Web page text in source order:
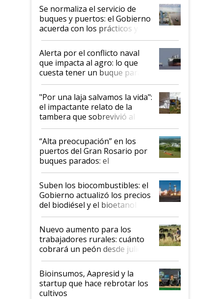
Se normaliza el servicio de
buques y puertos: el Gobierno
acuerda con los prácticos y
suspende el decreto de
desregulación
Alerta por el conflicto naval
que impacta al agro: lo que
cuesta tener un buque parado
y el peligro de que Argentina
pase a ser "país sucio"
"Por una laja salvamos la vida":
el impactante relato de la
tambera que sobrevivió al
tornado
“Alta preocupación” en los
puertos del Gran Rosario por
buques parados: el
funcionamiento de las
exportadoras en tensión tras
la medida de fuerza de los
prácticos
Suben los biocombustibles: el
Gobierno actualizó los precios
del biodiésel y el bioetanol
Nuevo aumento para los
trabajadores rurales: cuánto
cobrará un peón desde julio
Bioinsumos, Aapresid y la
startup que hace rebrotar los
cultivos